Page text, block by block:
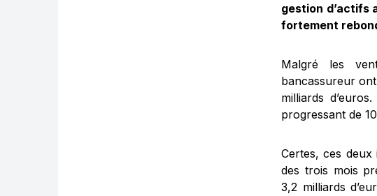
gestion d’actifs
fortement
Malgré les
bancassureur
milliards
progressant de
Certes, ces
des trois mois
3,2 milliards